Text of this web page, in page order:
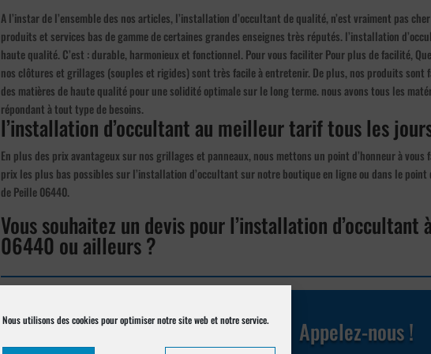
Nous utilisons des cookies pour optimiser notre site web et notre service.
A l’instar de l’ensemble des nos articles, l’installation d’occultant de qualité, n’est vraiment pas
produits et services bas de gamme de certaines grandes enseignes très réputés. l’installation
haute qualité. C’est : durable, harmonieux et fonctionnel. Pour vous faciliter Pour plus de facilité,
nos clôtures et grillages (souples et rigides) sont très facile à entretenir. De plus, nos produits sont
des matières de haute qualité pour une solidité optimale sur le long terme. nous avons tous les
répondant à tout type de besoins.
l’installation d’occultant au meilleur tarif tous les
En plus des prix avantageux sur nos grillages et panneaux, nous mettons un point d’honneur à vous
prix les plus bas possibles sur l’installation d’occultant sur notre boutique en ligne ou dans le point
de Peille 06440.
Vous souhaitez un devis pour l’installation d’occultant
06440 ou ailleurs ?
devis en ligne
Appelez-nous !